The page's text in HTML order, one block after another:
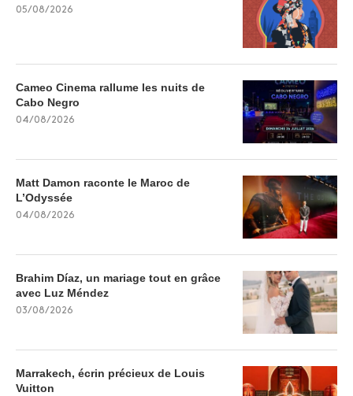
05/08/2026
Cameo Cinema rallume les nuits de
Cabo Negro
04/08/2026
Matt Damon raconte le Maroc de
L’Odyssée
04/08/2026
Brahim Díaz, un mariage tout en grâce
avec Luz Méndez
03/08/2026
Marrakech, écrin précieux de Louis
Vuitton